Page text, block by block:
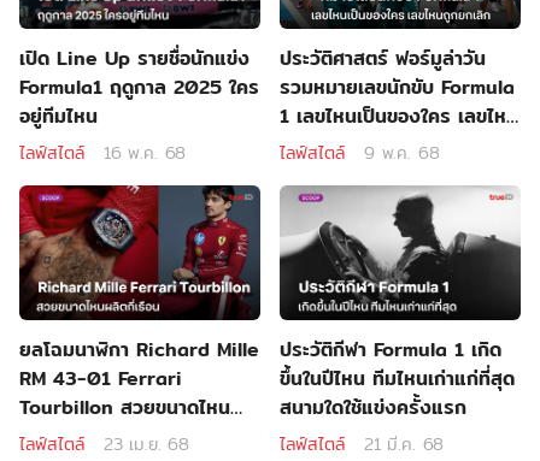
เปิด Line Up รายชื่อนักแข่ง
Formula1 ฤดูกาล 2025 ใคร
อยู่ทีมไหน
ไลฟ์สไตล์ 16 พ.ค. 68
ประวัติศาสตร์ ฟอร์มูล่าวัน
รวมหมายเลขนักขับ Formula
1 เลขไหนเป็นของใคร เลขไหน
ถูกยกเลิก
ไลฟ์สไตล์ 9 พ.ค. 68
ยลโฉมนาฬิกา Richard Mille
RM 43-01 Ferrari
Tourbillon สวยขนาดไหน
ผลิตกี่เรือน
ไลฟ์สไตล์ 23 เม.ย. 68
ประวัติกีฬา Formula 1 เกิด
ขึ้นในปีไหน ทีมไหนเก่าแก่ที่สุด
สนามใดใช้แข่งครั้งแรก
ไลฟ์สไตล์ 21 มี.ค. 68